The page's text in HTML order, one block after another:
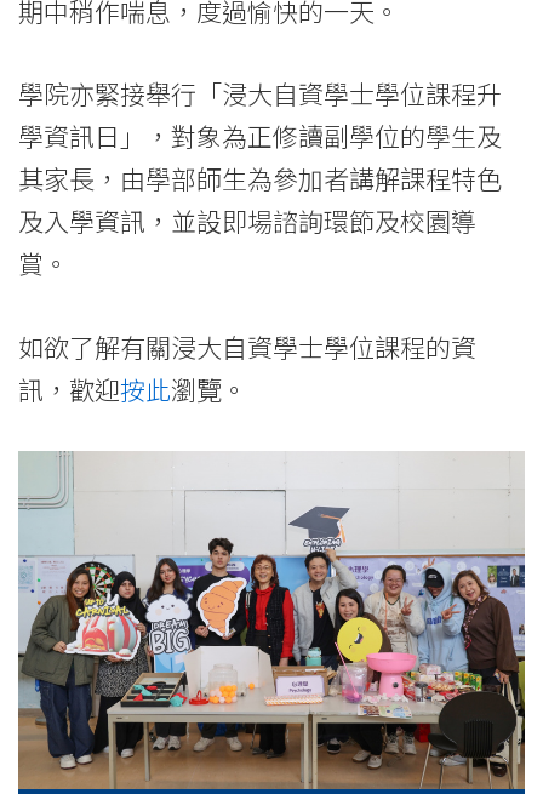
期中稍作喘息，度過愉快的一天。
學院亦緊接舉行「浸大自資學士學位課程升
學資訊日」，對象為正修讀副學位的學生及
其家長，由學部師生為參加者講解課程特色
及入學資訊，並設即場諮詢環節及校園導
賞。
如欲了解有關浸大自資學士學位課程的資
訊，歡迎按此瀏覽。